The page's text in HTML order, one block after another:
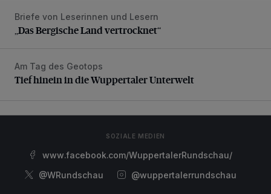
„Das Bergische Land vertrocknet“
Briefe von Leserinnen und Lesern
„Das Bergische Land vertrocknet“
Tief hinein in die Wuppertaler Unterwelt
Am Tag des Geotops
Tief hinein in die Wuppertaler Unterwelt
SOZIALE MEDIEN
www.facebook.com/WuppertalerRundschau/
@WRundschau
@wuppertalerrundschau